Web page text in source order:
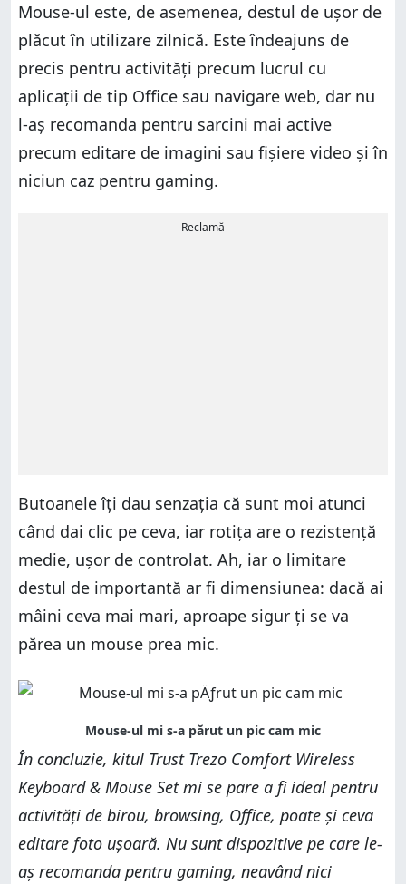
Mouse-ul este, de asemenea, destul de ușor de
plăcut în utilizare zilnică. Este îndeajuns de
precis pentru activități precum lucrul cu
aplicații de tip Office sau navigare web, dar nu
l-aș recomanda pentru sarcini mai active
precum editare de imagini sau fișiere video și în
niciun caz pentru gaming.
Reclamă
Butoanele îți dau senzația că sunt moi atunci
când dai clic pe ceva, iar rotița are o rezistență
medie, ușor de controlat. Ah, iar o limitare
destul de importantă ar fi dimensiunea: dacă ai
mâini ceva mai mari, aproape sigur ți se va
părea un mouse prea mic.
În concluzie, kitul Trust Trezo Comfort Wireless
Keyboard & Mouse Set mi se pare a fi ideal pentru
activități de birou, browsing, Office, poate și ceva
editare foto ușoară. Nu sunt dispozitive pe care le-
aș recomanda pentru gaming, neavând nici